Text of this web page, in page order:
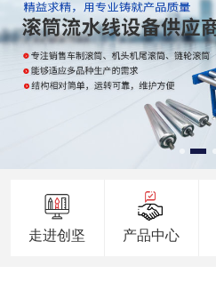
走进创坚 产品中心